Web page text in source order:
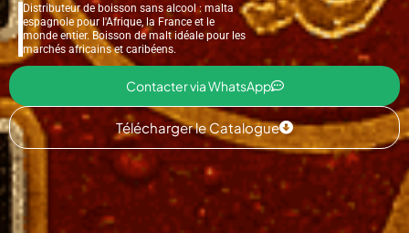
Distributeur de boisson sans alcool : malta
espagnole pour l'Afrique, la France et le
monde entier. Boisson de malt idéale pour les
marchés africains et caribéens.
Contacter via WhatsApp
Télécharger le Catalogue